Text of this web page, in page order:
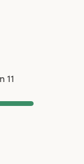
11